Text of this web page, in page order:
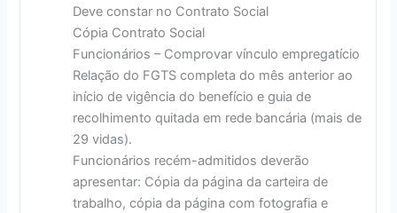
Deve constar no Contrato Social
Cópia Contrato Social
Funcionários – Comprovar vínculo empregatício
Relação do FGTS completa do mês anterior ao
início de vigência do benefício e guia de
recolhimento quitada em rede bancária (mais de
29 vidas).
Funcionários recém-admitidos deverão
apresentar: Cópia da página da carteira de
trabalho, cópia da página com fotografia e